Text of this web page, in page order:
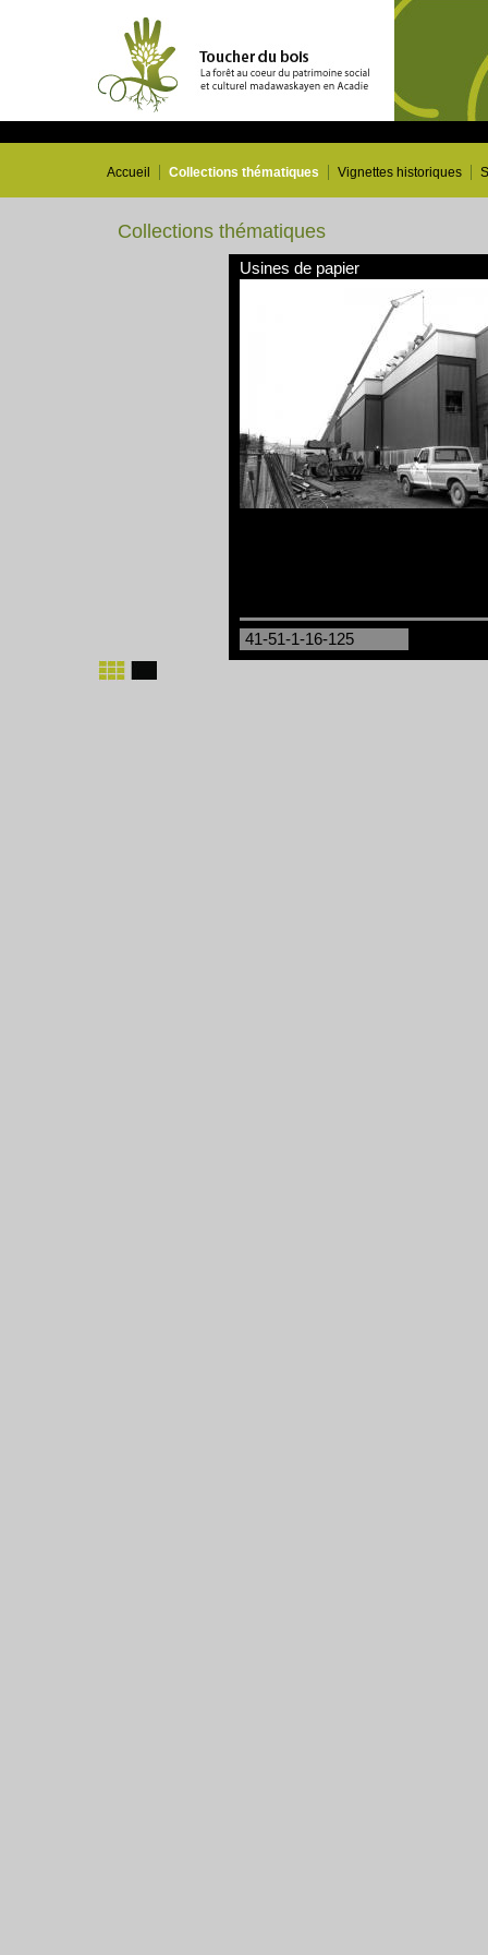
Accueil Collections thématiques Vignettes historiques
Collections thématiques
Usines de papier
41-51-1-16-125